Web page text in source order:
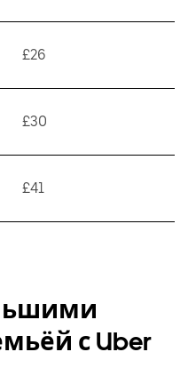
£26
£30
£41
с Uber